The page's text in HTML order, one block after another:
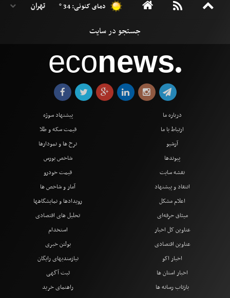
دمای کنونی: 34 °
econews●
درباره ما
ارتباط با ما
آرشیو
پیوندها
نقشه سایت
انتقاد و پیشنهاد
اعلام مشکل
میثاق حرفه‌ای
پیشنهاد سوژه
قیمت سکه و طلا
نرخ ها و نمودارها
شاخص بورس
قیمت خودرو
آمار و شاخص ها
رویدادها و نمایشگاهها
تحلیل های اقتصادی
عناوین کل اخبار
عناوین اقتصادی
اخبار اکو
اخبار استان ها
بازتاب رسانه ها
استخدام
بولتن خبری
نیازمندیهای رایگان
ثبت آگهی
راهنمای خرید